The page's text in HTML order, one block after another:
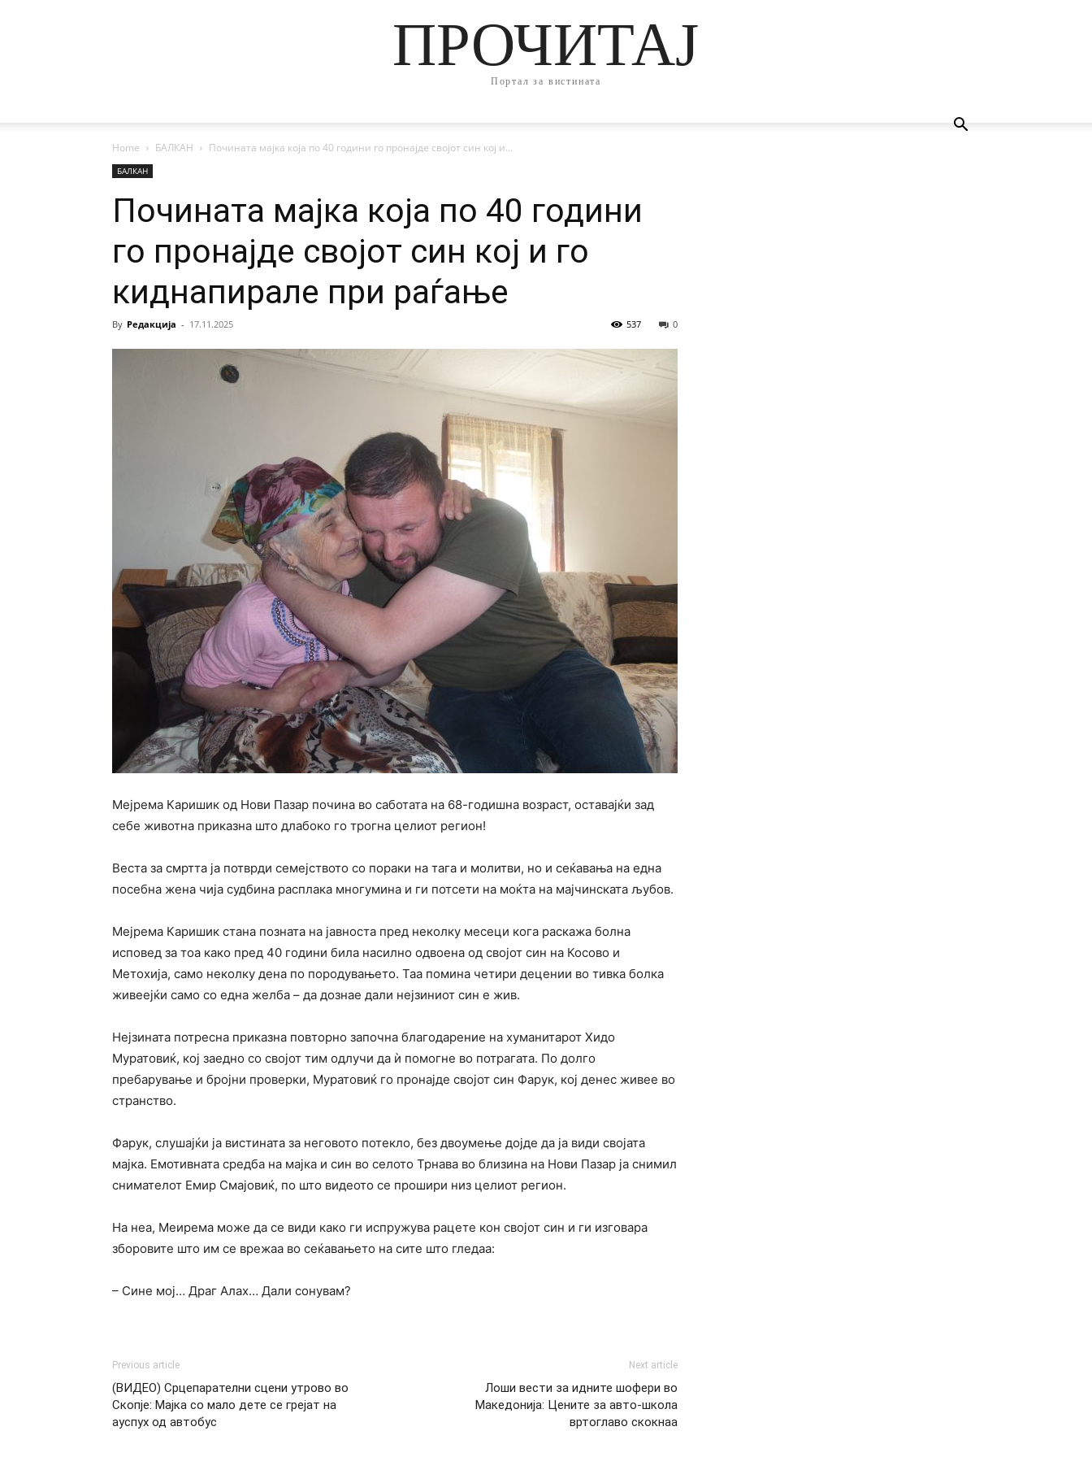
ПРОЧИТАЈ
Портал за вистината
Home БАЛКАН Почината мајка која по 40 години го пронајде својот син кој и...
БАЛКАН
Почината мајка која по 40 години
го пронајде својот син кој и го
киднапирале при раѓање
By Редакција - 17.11.2025 0
537
Мејрема Каришик од Нови Пазар почина во саботата на 68-годишна возраст, оставајќи зад
себе животна приказна што длабоко го трогна целиот регион!
Веста за смртта ја потврди семејството со пораки на тага и молитви, но и сеќавања на една
посебна жена чија судбина расплака многумина и ги потсети на моќта на мајчинската љубов.
Мејрема Каришик стана позната на јавноста пред неколку месеци кога раскажа болна
исповед за тоа како пред 40 години била насилно одвоена од својот син на Косово и
Метохија, само неколку дена по породувањето. Таа помина четири децении во тивка болка
живеејќи само со една желба – да дознае дали нејзиниот син е жив.
Нејзината потресна приказна повторно започна благодарение на хуманитарот Хидо
Муратовиќ, кој заедно со својот тим одлучи да ѝ помогне во потрагата. По долго
пребарување и бројни проверки, Муратовиќ го пронајде својот син Фарук, кој денес живее во
странство.
Фарук, слушајќи ја вистината за неговото потекло, без двоумење дојде да ја види својата
мајка. Емотивната средба на мајка и син во селото Трнава во близина на Нови Пазар ја снимил
снимателот Емир Смајовиќ, по што видеото се прошири низ целиот регион.
На неа, Меирема може да се види како ги испружува рацете кон својот син и ги изговара
зборовите што им се врежаа во сеќавањето на сите што гледаа:
– Сине мој… Драг Алах… Дали сонувам?
Previous article
(ВИДЕО) Срцепарателни сцени утрово во
Скопје: Мајка со мало дете се грејат на
ауспух од автобус
Next article
Лоши вести за идните шофери во
Македонија: Цените за авто-школа
вртоглаво скокнаа